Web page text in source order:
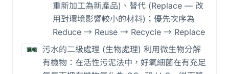
重新加工為新產品)、替代 (Replace — 改
用對環境影響較小的材料)；優先次序為
Reduce → Reuse → Recycle → Replace
邏輯
污水的二級處理 (生物處理) 利用微生物分解
有機物：在活性污泥法中，好氧細菌在有充足